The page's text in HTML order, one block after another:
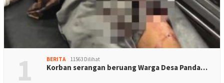
1 BERITA 11563 Dilihat
Korban serangan beruang Warga Desa Panda…